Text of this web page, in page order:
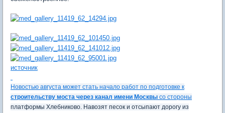
источник
Новостью августа может стать начало работ по подготовке к
строительству моста через канал имени Москвы со стороны
платформы Хлебниково. Навозят песок и отсыпают дорогу из